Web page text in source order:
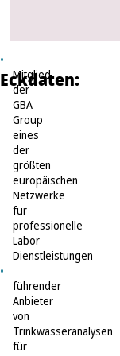
Eckdaten:
Mitglied
der
GBA
Group
eines
der
größten
europäischen
Netzwerke
für
professionelle
Labor
Dienstleistungen
führender
Anbieter
von
Trinkwasseranalysen
für